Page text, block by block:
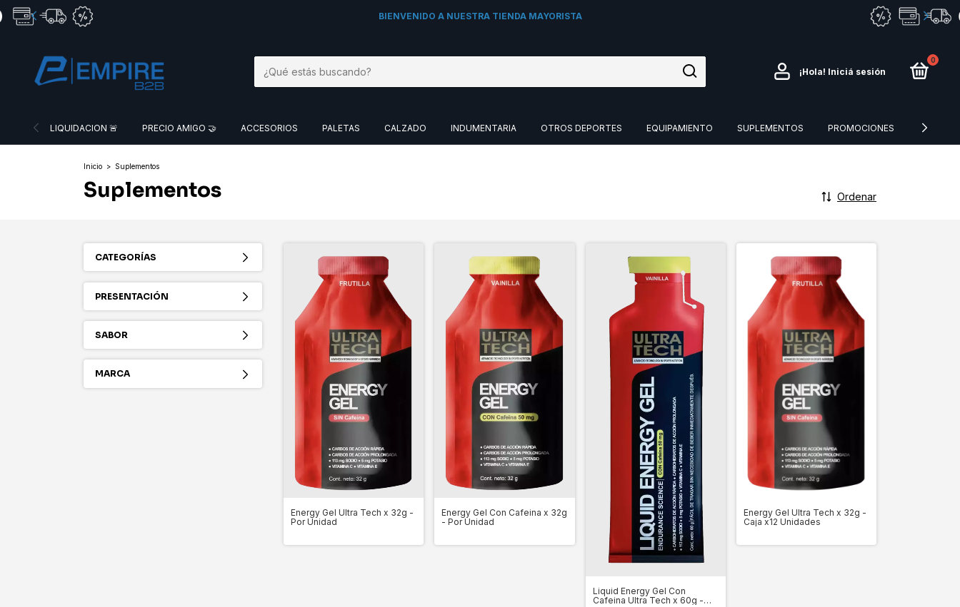
BIENVENIDO A NUESTRA TIENDA MAYORISTA
¡Hola! Iniciá sesión
0
LIQUIDACION 🚨 PRECIO AMIGO 🤝 ACCESORIOS PALETAS CALZADO INDUMENTARIA OTROS DEPORTES EQUIPAMIENTO SUPLEMENTOS PROMOCIONES CESPED
Inicio > Suplementos
Suplementos Ordenar
CATEGORÍAS
PRESENTACIÓN
SABOR
MARCA
Energy Gel Ultra Tech x 32g -
Por Unidad
Energy Gel Con Cafeina x 32g
- Por Unidad
Liquid Energy Gel Con
Cafeina Ultra Tech x 60g -
Energy Gel Ultra Tech x 32g -
Caja x12 Unidades